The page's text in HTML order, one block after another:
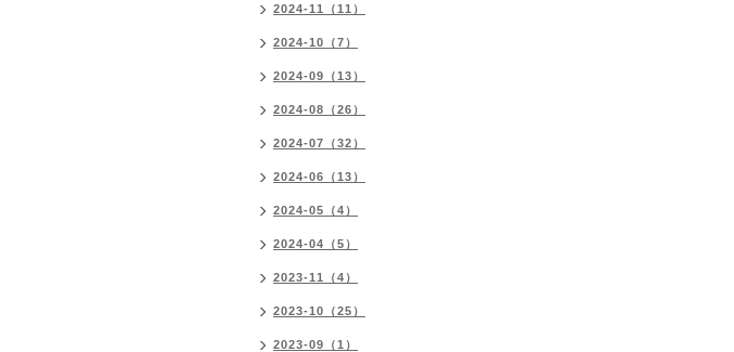
2024-11（11）
2024-10（7）
2024-09（13）
2024-08（26）
2024-07（32）
2024-06（13）
2024-05（4）
2024-04（5）
2023-11（4）
2023-10（25）
2023-09（1）